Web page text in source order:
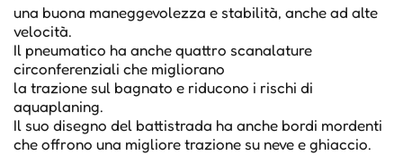
una buona maneggevolezza e stabilità, anche ad alte
velocità.
Il pneumatico ha anche quattro scanalature
circonferenziali che migliorano
la trazione sul bagnato e riducono i rischi di
aquaplaning.
Il suo disegno del battistrada ha anche bordi mordenti
che offrono una migliore trazione su neve e ghiaccio.